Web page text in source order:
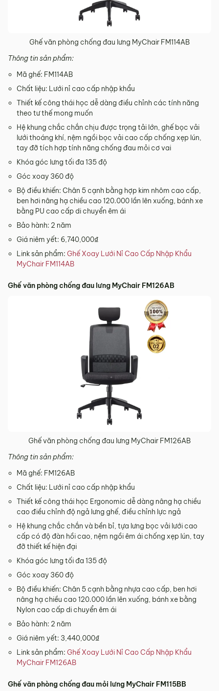
Ghế văn phòng chống đau lưng MyChair FM114AB​
Thông tin sản phẩm:
Mã ghế: FM114AB
Chất liệu: Lưới nỉ cao cấp nhập khẩu
Thiết kế công thái học dễ dàng điều chỉnh các tính năng
theo tư thế mong muốn
Hệ khung chắc chắn chịu được trọng tải lớn, ghế bọc vải
lưới thoáng khí, nệm ngồi bọc vải cao cấp chống xẹp lún,
tay đỡ tích hợp tính năng chống đau mỏi cơ vai
Khóa góc lưng tối đa 135 độ
Góc xoay 360 độ
Bộ điều khiến: Chân 5 cạnh bằng hợp kim nhôm cao cấp,
ben hơi nâng hạ chiều cao 120.000 lần lên xuống, bánh xe
bằng PU cao cấp di chuyển êm ái
Bảo hành: 2 năm
Giá niêm yết: 6,740,000₫
Link sản phẩm: Ghế Xoay Lưới Nỉ Cao Cấp Nhập Khẩu
MyChair FM114AB
Ghế văn phòng chống đau lưng MyChair FM126AB
Ghế văn phòng chống đau lưng MyChair FM126AB
Thông tin sản phẩm:
Mã ghế: FM126AB
Chất liệu: Lưới nỉ cao cấp nhập khẩu
Thiết kế công thái học Ergonomic dễ dàng nâng hạ chiều
cao điều chỉnh độ ngả lưng ghế, điều chỉnh lực ngả
Hệ khung chắc chắn và bền bỉ, tựa lưng bọc vải lưới cao
cấp có độ đàn hồi cao, nệm ngồi êm ái chống xẹp lún, tay
đỡ thiết kế hiện đại
Khóa góc lưng tối đa 135 độ
Góc xoay 360 độ
Bộ điều khiến: Chân 5 cạnh bằng nhựa cao cấp, ben hơi
nâng hạ chiều cao 120.000 lần lên xuống, bánh xe bằng
Nylon cao cấp di chuyển êm ái
Bảo hành: 2 năm
Giá niêm yết: 3,440,000₫
Link sản phẩm: Ghế Xoay Lưới Nỉ Cao Cấp Nhập Khẩu
MyChair FM126AB
Ghế văn phòng chống đau mỏi lưng MyChair FM115BB